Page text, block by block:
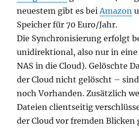
neuestem gibt es beiAmazon
Speicher für 70 Euro/Jahr.
Die Synchronisierung erfolgt
unidirektional, also nur in
NAS in die Cloud). Gelöschte
der Cloud nicht gelöscht –
noch Vorhanden. Zusätzlich
Dateien clientseitig
der Cloud vor fremden Blicken